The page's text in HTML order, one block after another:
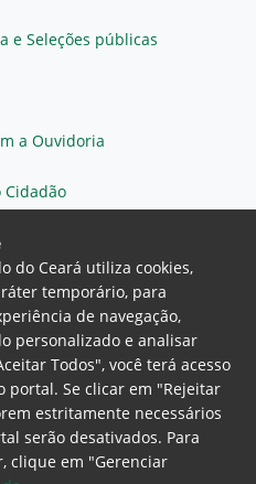
e Seleções públicas
a Ouvidoria
Cidadão
do Estado do Ceará
Geral de Justiça Av. Gen. Afonso
do Ceará utiliza cookies,
temporário, para
de navegação,
personalizado e analisar
Todos", você terá acesso
portal. Se clicar em "Rejeitar
estritamente necessários
serão desativados. Para
clique em "Gerenciar